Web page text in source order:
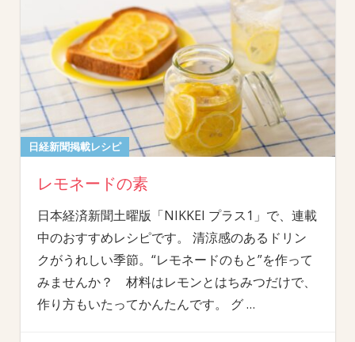
日経新聞掲載レシピ
レモネードの素
日本経済新聞土曜版「NIKKEI プラス1」で、連載
中のおすすめレシピです。 清涼感のあるドリン
クがうれしい季節。“レモネードのもと”を作って
みませんか？ 材料はレモンとはちみつだけで、
作り方もいたってかんたんです。 グ…